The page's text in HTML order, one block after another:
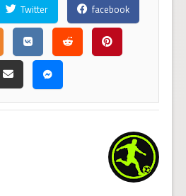
facebook
Twitter